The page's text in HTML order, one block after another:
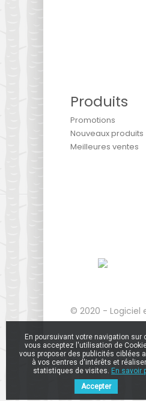
Produits
Promotions
Nouveaux produits
Meilleures ventes
© 2020 - Logiciel
En poursuivant votre navigation sur
vous acceptez l'utilisation de
vous proposer des publicités ciblées
à vos centres d'intérêts et
statistiques de visites. En savoir
Accepter